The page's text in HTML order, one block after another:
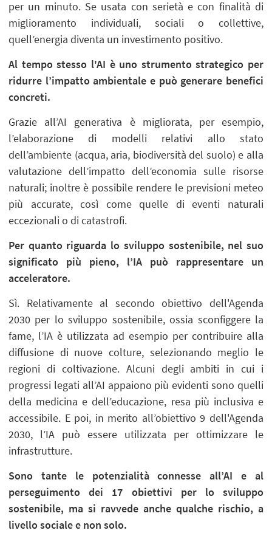
per un minuto. Se usata con serietà e con finalità di
miglioramento individuali, sociali o collettive,
quell’energia diventa un investimento positivo.
Al tempo stesso l'AI è uno strumento strategico per
ridurre l’impatto ambientale e può generare benefici
concreti.
Grazie all’AI generativa è migliorata, per esempio,
l’elaborazione di modelli relativi allo stato
dell’ambiente (acqua, aria, biodiversità del suolo) e alla
valutazione dell’impatto dell’economia sulle risorse
naturali; inoltre è possibile rendere le previsioni meteo
più accurate, così come quelle di eventi naturali
eccezionali o di catastrofi.
Per quanto riguarda lo sviluppo sostenibile, nel suo
significato più pieno, l’IA può rappresentare un
acceleratore.
Sì. Relativamente al secondo obiettivo dell'Agenda
2030 per lo sviluppo sostenibile, ossia sconfiggere la
fame, l’IA è utilizzata ad esempio per contribuire alla
diffusione di nuove colture, selezionando meglio le
regioni di coltivazione. Alcuni degli ambiti in cui i
progressi legati all’AI appaiono più evidenti sono quelli
della medicina e dell’educazione, resa più inclusiva e
accessibile. E poi, in merito all’obiettivo 9 dell'Agenda
2030, l’IA può essere utilizzata per ottimizzare le
infrastrutture.
Sono tante le potenzialità connesse all’AI e al
perseguimento dei 17 obiettivi per lo sviluppo
sostenibile, ma si ravvede anche qualche rischio, a
livello sociale e non solo.